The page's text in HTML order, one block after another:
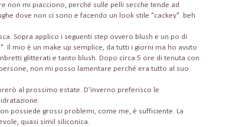
non mi piacciono, perché sulle pelli secche tende ad
dove non ci sono e facendo un look stile "cackey"..beh
Sopra applico i seguenti step ovvero blush e un po di
mio è un make up semplice, da tutti i giorni ma ho avuto
glitterati e tanto blush. Dopo circa 5 ore di tenuta con
non mi posso lamentare perché era tutto al suo
al prossimo estate. D'inverno preferisco le
possiede grossi problemi, come me, è sufficiente. La
quasi simil siliconica.